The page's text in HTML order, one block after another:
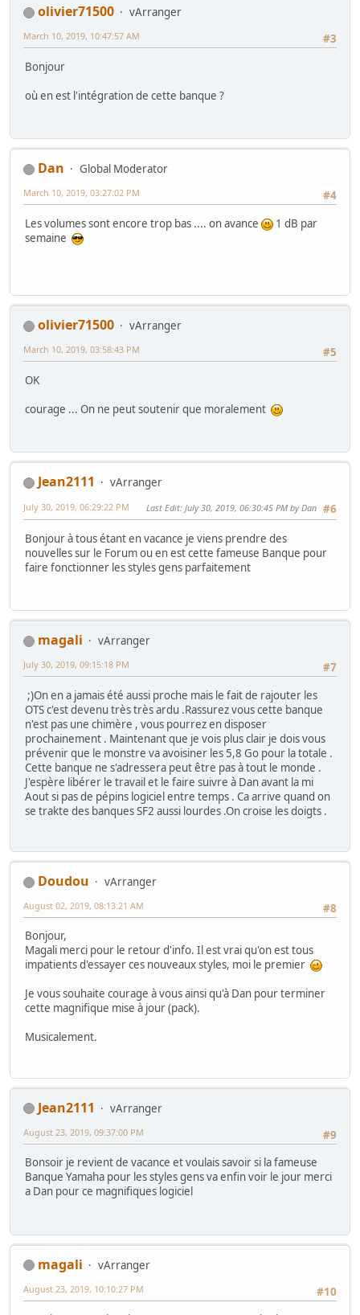
olivier71500
vArranger
#3
March 10, 2019, 10:47:57 AM
Bonjour
où en est l'intégration de cette banque ?
Dan
Global Moderator
#4
March 10, 2019, 03:27:02 PM
Les volumes sont encore trop bas .... on avance
1 dB par
semaine
olivier71500
vArranger
#5
March 10, 2019, 03:58:43 PM
OK
courage ... On ne peut soutenir que moralement
Jean2111
vArranger
#6
July 30, 2019, 06:29:22 PM Last Edit: July 30, 2019, 06:30:45 PM by Dan
Bonjour à tous étant en vacance je viens prendre des
nouvelles sur le Forum ou en est cette fameuse Banque pour
faire fonctionner les styles gens parfaitement
magali
vArranger
#7
July 30, 2019, 09:15:18 PM
;)On en a jamais été aussi proche mais le fait de rajouter les
OTS c'est devenu très très ardu .Rassurez vous cette banque
n'est pas une chimère , vous pourrez en disposer
prochainement . Maintenant que je vois plus clair je dois vous
prévenir que le monstre va avoisiner les 5,8 Go pour la totale .
Cette banque ne s'adressera peut être pas à tout le monde .
J'espère libérer le travail et le faire suivre à Dan avant la mi
Aout si pas de pépins logiciel entre temps . Ca arrive quand on
se trakte des banques SF2 aussi lourdes .On croise les doigts .
Doudou
vArranger
#8
August 02, 2019, 08:13:21 AM
Bonjour,
Magali merci pour le retour d'info. Il est vrai qu'on est tous
impatients d'essayer ces nouveaux styles, moi le premier
Je vous souhaite courage à vous ainsi qu'à Dan pour terminer
cette magnifique mise à jour (pack).
Musicalement.
Jean2111
vArranger
#9
August 23, 2019, 09:37:00 PM
Bonsoir je revient de vacance et voulais savoir si la fameuse
Banque Yamaha pour les styles gens va enfin voir le jour merci
a Dan pour ce magnifiques logiciel
magali
vArranger
#10
August 23, 2019, 10:10:27 PM